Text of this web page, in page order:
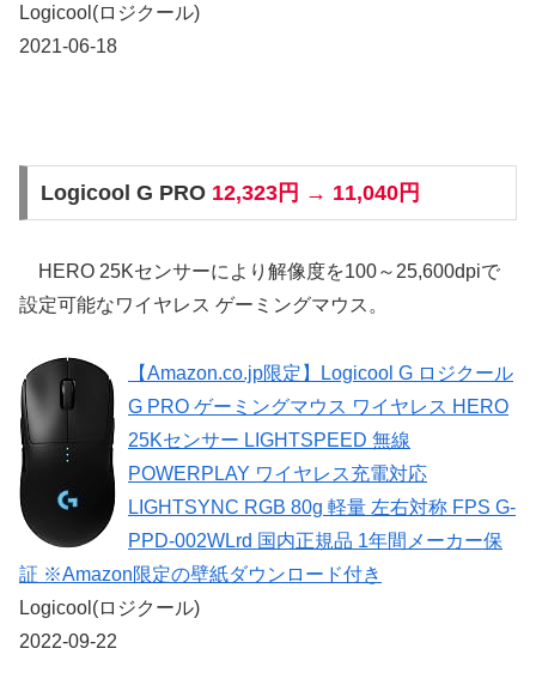
Logicool(ロジクール)
2021-06-18
Logicool G PRO 12,323円 → 11,040円
HERO 25Kセンサーにより解像度を100～25,600dpiで
設定可能なワイヤレス ゲーミングマウス。
【Amazon.co.jp限定】Logicool G ロジクール
G PRO ゲーミングマウス ワイヤレス HERO
25Kセンサー LIGHTSPEED 無線
POWERPLAY ワイヤレス充電対応
LIGHTSYNC RGB 80g 軽量 左右対称 FPS G-
PPD-002WLrd 国内正規品 1年間メーカー保
証 ※Amazon限定の壁紙ダウンロード付き
Logicool(ロジクール)
2022-09-22